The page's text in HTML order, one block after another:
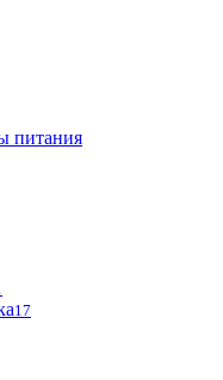
питания
17